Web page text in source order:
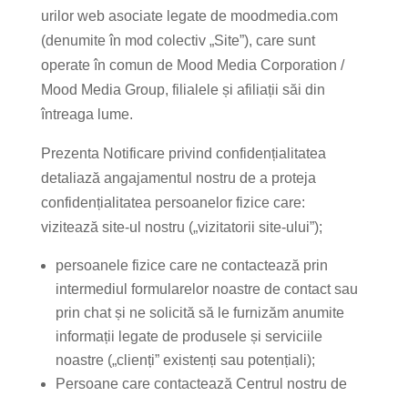
urilor web asociate legate de moodmedia.com
(denumite în mod colectiv „Site”), care sunt
operate în comun de Mood Media Corporation /
Mood Media Group, filialele și afiliații săi din
întreaga lume.
Prezenta Notificare privind confidențialitatea
detaliază angajamentul nostru de a proteja
confidențialitatea persoanelor fizice care:
vizitează site-ul nostru („vizitatorii site-ului”);
persoanele fizice care ne contactează prin
intermediul formularelor noastre de contact sau
prin chat și ne solicită să le furnizăm anumite
informații legate de produsele și serviciile
noastre („clienți” existenți sau potențiali);
Persoane care contactează Centrul nostru de